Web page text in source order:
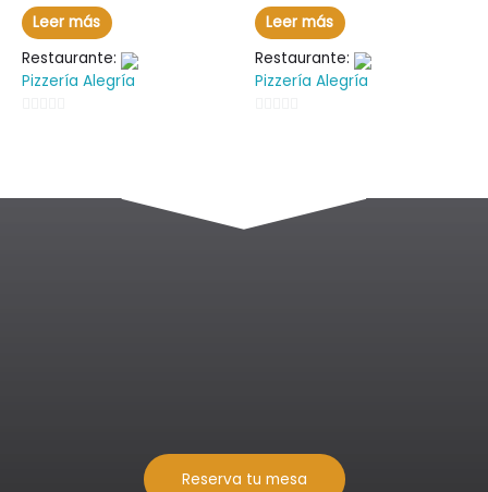
de
5 Leer más
Restaurante:
Pizzería Alegría
de
5 Leer más
Restaurante:
Pizzería Alegría
Reserva tu mesa